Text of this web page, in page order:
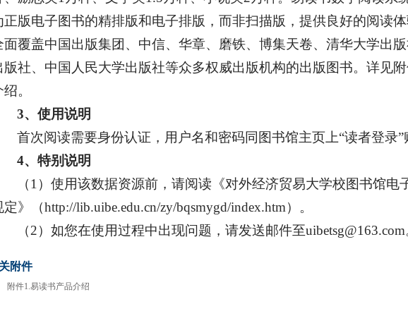
正版电子图书的精排版和电子排版，而非扫描版，提供良好的阅读
面覆盖中国出版集团、中信、华章、磨铁、博集天卷、清华大学出
版社、中国人民大学出版社等众多权威出版机构的出版图书。详见
。
3、使用说明
首次阅读需要身份认证，用户名和密码同图书馆主页上“读者登录”
4、特别说明
（1）使用该数据资源前，请阅读《对外经济贸易大学校图书馆电
定》（http://lib.uibe.edu.cn/zy/bqsmygd/index.htm）。
（2）如您在使用过程中出现问题，请发送邮件至uibetsg@163.com
附件
附件1.易读书产品介绍